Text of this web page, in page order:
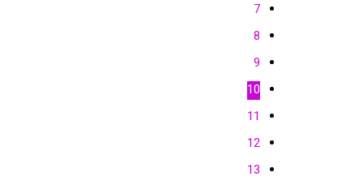
7
8
9
10
11
12
13